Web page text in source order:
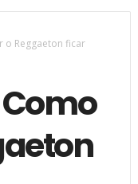
o Reggaeton ficar
Como